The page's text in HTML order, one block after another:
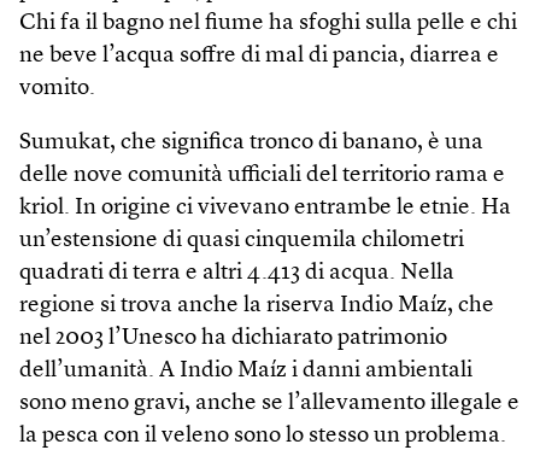
Chi fa il bagno nel fiume ha sfoghi sulla pelle e chi
ne beve l’acqua soffre di mal di pancia, diarrea e
vomito.
Sumukat, che significa tronco di banano, è una
delle nove comunità ufficiali del territorio rama e
kriol. In origine ci vivevano entrambe le etnie. Ha
un’estensione di quasi cinquemila chilometri
quadrati di terra e altri 4.413 di acqua. Nella
regione si trova anche la riserva Indio Maíz, che
nel 2003 l’Unesco ha dichiarato patrimonio
dell’umanità. A Indio Maíz i danni ambientali
sono meno gravi, anche se l’allevamento illegale e
la pesca con il veleno sono lo stesso un problema.